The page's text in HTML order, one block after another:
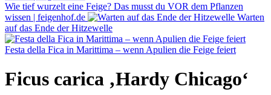
Wie tief wurzelt eine Feige? Das musst du VOR dem Pflanzen
wissen | feigenhof.de
Warten
auf das Ende der Hitzewelle
Festa della Fica in Marittima – wenn Apulien die Feige feiert
Ficus carica ‚Hardy Chicago‘